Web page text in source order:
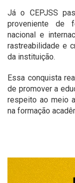
Já o CEPJSS
proveniente de
nacional e
rastreabilidade e
da instituição.
Essa conquista
de promover a
respeito ao meio
na formação